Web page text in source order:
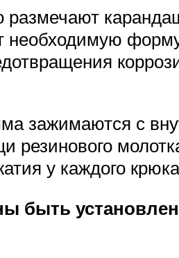
размечают
зажимаются с
резинового
у каждого
быть